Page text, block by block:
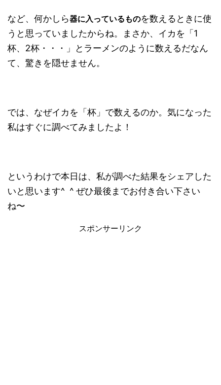
など、何かしら器に入っているものを数えるときに使
うと思っていましたからね。まさか、イカを「1
杯、2杯・・・」とラーメンのように数えるだなん
て、驚きを隠せません。
では、なぜイカを「杯」で数えるのか。気になった
私はすぐに調べてみましたよ！
というわけで本日は、私が調べた結果をシェアした
いと思います^ ^ ぜひ最後までお付き合い下さい
ね〜
スポンサーリンク